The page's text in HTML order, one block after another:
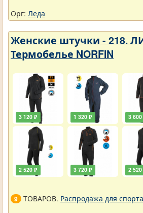
Орг: Леда
Женские штучки - 218.
Термобелье NORFIN
3 120 ₽
2 520 ₽
1 320 ₽
3 720 ₽
3
2
9 ТОВАРОВ. Распродажа для